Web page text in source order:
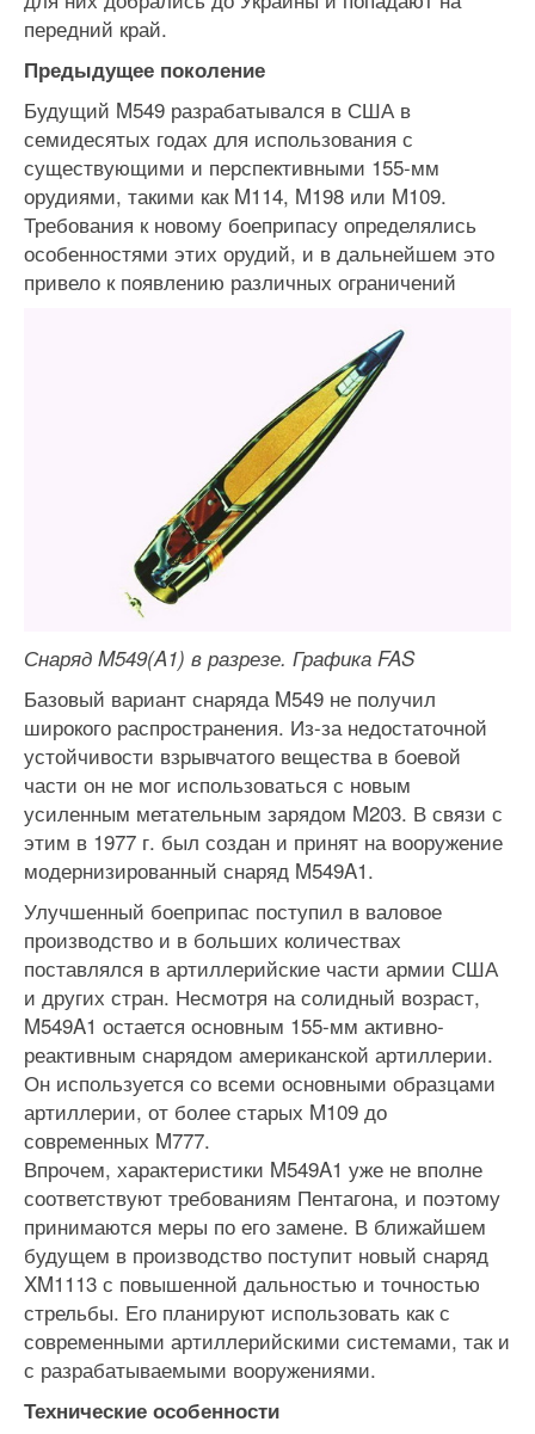
передний край.
Предыдущее поколение
Будущий M549 разрабатывался в США в
семидесятых годах для использования с
существующими и перспективными 155-мм
орудиями, такими как M114, M198 или M109.
Требования к новому боеприпасу определялись
особенностями этих орудий, и в дальнейшем это
привело к появлению различных ограничений
Снаряд M549(A1) в разрезе. Графика FAS
Базовый вариант снаряда M549 не получил
широкого распространения. Из-за недостаточной
устойчивости взрывчатого вещества в боевой
части он не мог использоваться с новым
усиленным метательным зарядом M203. В связи с
этим в 1977 г. был создан и принят на вооружение
модернизированный снаряд M549A1.
Улучшенный боеприпас поступил в валовое
производство и в больших количествах
поставлялся в артиллерийские части армии США
и других стран. Несмотря на солидный возраст,
M549A1 остается основным 155-мм активно-
реактивным снарядом американской артиллерии.
Он используется со всеми основными образцами
артиллерии, от более старых M109 до
современных M777.
Впрочем, характеристики M549A1 уже не вполне
соответствуют требованиям Пентагона, и поэтому
принимаются меры по его замене. В ближайшем
будущем в производство поступит новый снаряд
XM1113 с повышенной дальностью и точностью
стрельбы. Его планируют использовать как с
современными артиллерийскими системами, так и
с разрабатываемыми вооружениями.
Технические особенности